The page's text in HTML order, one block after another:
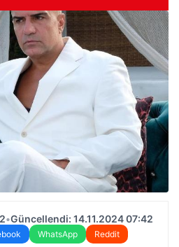
•Güncellendi: 14.11.2024 07:42
WhatsApp
Reddit